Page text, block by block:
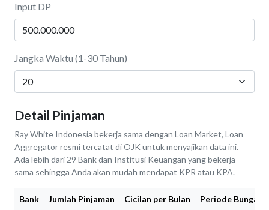
Input DP
Jangka Waktu (1-30 Tahun)
Detail Pinjaman
Ray White Indonesia bekerja sama dengan Loan Market, Loan
Aggregator resmi tercatat di OJK untuk menyajikan data ini.
Ada lebih dari 29 Bank dan Institusi Keuangan yang bekerja
sama sehingga Anda akan mudah mendapat KPR atau KPA.
Bank Jumlah Pinjaman Cicilan per Bulan Periode Bunga